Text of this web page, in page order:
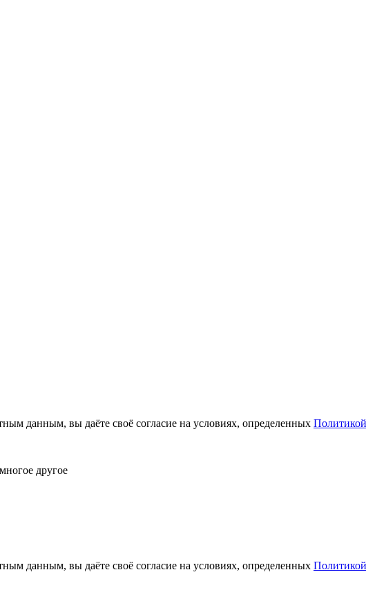
данным, вы даёте своё согласие на условиях, определенных
другое
данным, вы даёте своё согласие на условиях, определенных